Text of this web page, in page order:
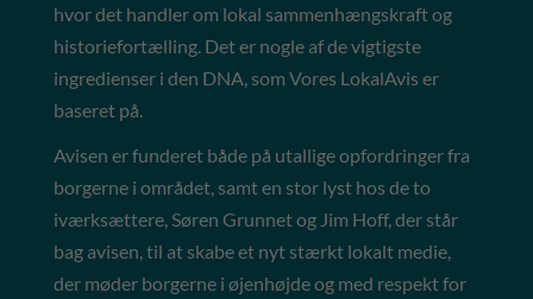
hvor det handler om lokal sammenhængskraft og
historiefortælling. Det er nogle af de vigtigste
ingredienser i den DNA, som Vores LokalAvis er
baseret på.
Avisen er funderet både på utallige opfordringer fra
borgerne i området, samt en stor lyst hos de to
iværksættere, Søren Grunnet og Jim Hoff, der står
bag avisen, til at skabe et nyt stærkt lokalt medie,
der møder borgerne i øjenhøjde og med respekt for